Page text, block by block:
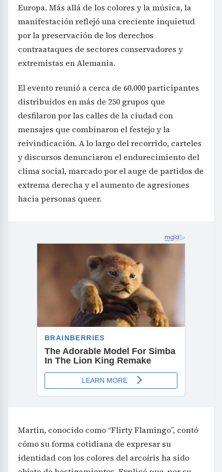
Europa. Más allá de los colores y la música, la
manifestación reflejó una creciente inquietud
por la preservación de los derechos
contraataques de sectores conservadores y
extremistas en Alemania.
El evento reunió a cerca de 60.000 participantes
distribuidos en más de 250 grupos que
desfilaron por las calles de la ciudad con
mensajes que combinaron el festejo y la
reivindicación. A lo largo del recorrido, carteles
y discursos denunciaron el endurecimiento del
clima social, marcado por el auge de partidos de
extrema derecha y el aumento de agresiones
hacia personas queer.
Martin, conocido como “Flirty Flamingo”, contó
cómo su forma cotidiana de expresar su
identidad con los colores del arcoíris ha sido